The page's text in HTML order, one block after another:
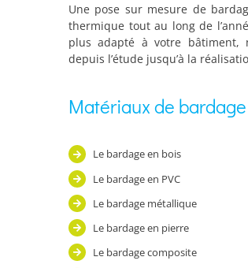
Une pose sur mesure de
thermique tout au long de
plus adapté à votre bâtiment,
depuis l’étude jusqu’à la
Matériaux de bardage
Le bardage en bois
Le bardage en PVC
Le bardage métallique
Le bardage en pierre
Le bardage composite